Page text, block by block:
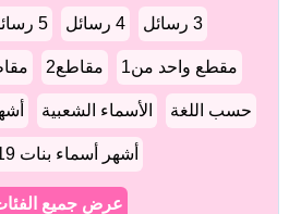
3 رسائل 4 رسائل 5 رسائل
مقطع واحد من1 مقاطع2
حسب اللغة الأسماء الشعبية
أشهر أسماء بنات 2019
عرض جميع